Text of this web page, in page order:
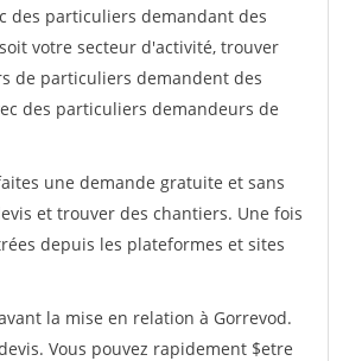
des particuliers demandant des
votre secteur d'activité, trouver
de particuliers demandent des
des particuliers demandeurs de
une demande gratuite et sans
et trouver des chantiers. Une fois
depuis les plateformes et sites
la mise en relation à Gorrevod.
Vous pouvez rapidement $etre